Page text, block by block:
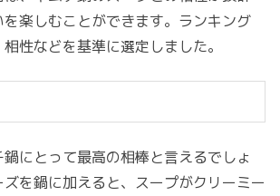
楽しむことができます。ランキング
性などを基準に選定しました。
にとって最高の相棒と言えるでしょ
を鍋に加えると、スープがクリーミー